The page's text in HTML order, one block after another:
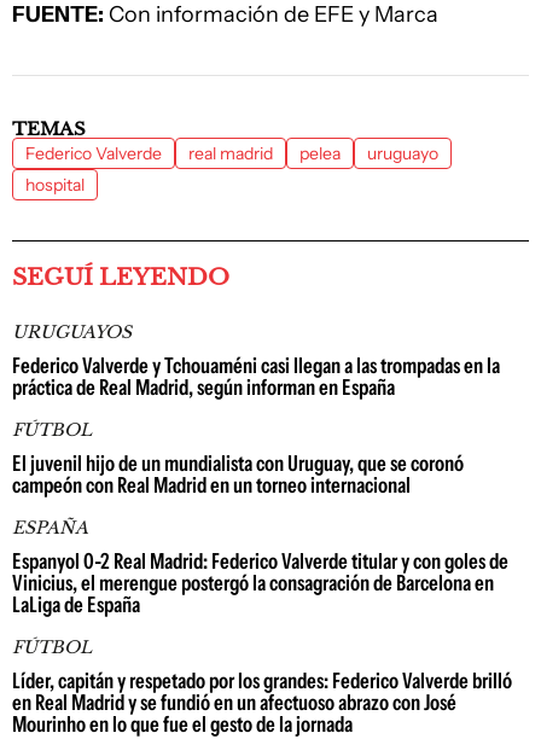
FUENTE: Con información de EFE y Marca
TEMAS
Federico Valverde real madrid pelea
uruguayo
hospital
SEGUÍ LEYENDO
URUGUAYOS
Federico Valverde y Tchouaméni casi llegan a las trompadas en la
práctica de Real Madrid, según informan en España
FÚTBOL
El juvenil hijo de un mundialista con Uruguay, que se coronó
campeón con Real Madrid en un torneo internacional
ESPAÑA
Espanyol 0-2 Real Madrid: Federico Valverde titular y con goles de
Vinicius, el merengue postergó la consagración de Barcelona en
LaLiga de España
FÚTBOL
Líder, capitán y respetado por los grandes: Federico Valverde brilló
en Real Madrid y se fundió en un afectuoso abrazo con José
Mourinho en lo que fue el gesto de la jornada